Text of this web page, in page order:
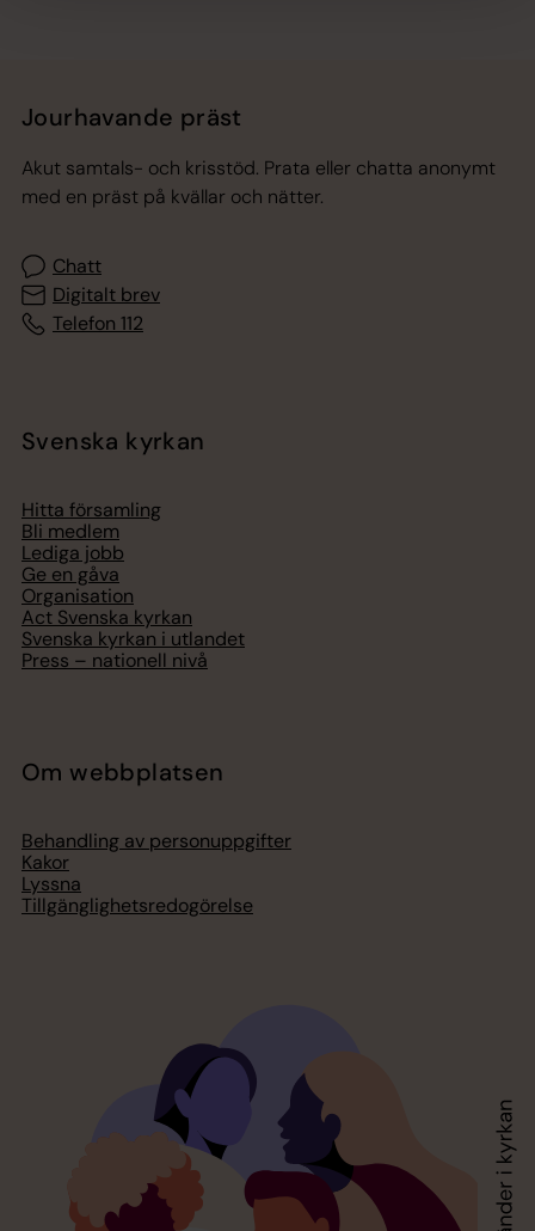
Jourhavande präst
Akut samtals- och krisstöd. Prata eller chatta anonymt
med en präst på kvällar och nätter.
Chatt
Digitalt brev
Telefon 112
Svenska kyrkan
Hitta församling
Bli medlem
Lediga jobb
Ge en gåva
Organisation
Act Svenska kyrkan
Svenska kyrkan i utlandet
Press – nationell nivå
Om webbplatsen
Behandling av personuppgifter
Kakor
Lyssna
Tillgänglighetsredogörelse